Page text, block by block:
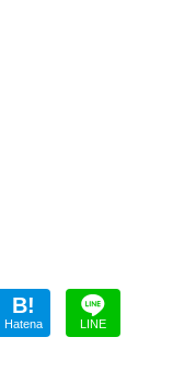
B!
Hatena LINE